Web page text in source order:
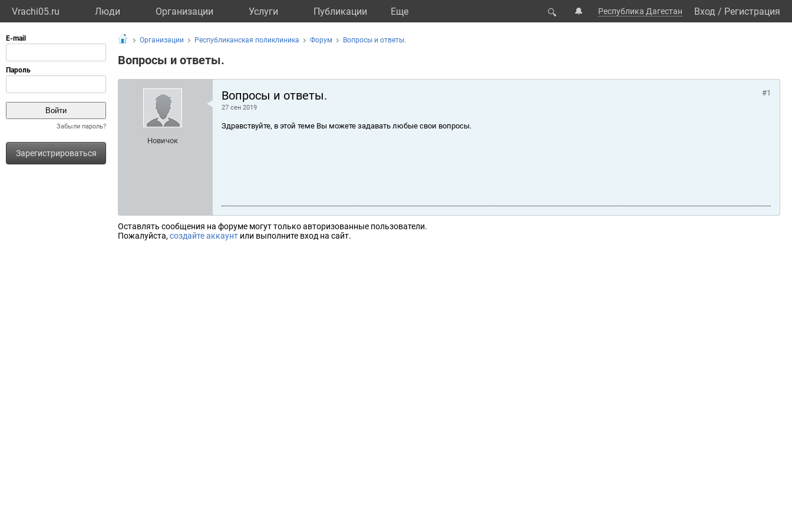
Vrachi05.ru Люди Организации Услуги Публикации Eще 🔍 🔔 Республика Дагестан Вход / Регистрация
Забыли пароль?
Зарегистрироваться
Организации Республиканская поликлиника Форум Вопросы и ответы.
Вопросы и ответы.
Новичок
Вопросы и ответы.
27 сен 2019
#1
Здравствуйте, в этой теме Вы можете задавать любые свои вопросы.
Оставлять сообщения на форуме могут только авторизованные пользователи.
Пожалуйста, создайте аккаунт или выполните вход на сайт.